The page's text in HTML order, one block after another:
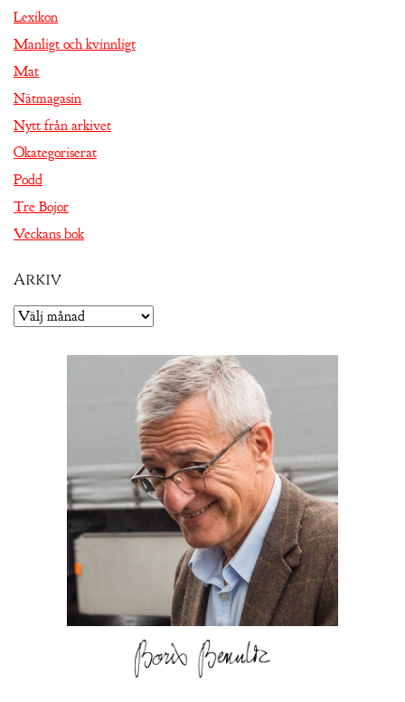
Lexikon
Manligt och kvinnligt
Mat
Nätmagasin
Nytt från arkivet
Okategoriserat
Podd
Tre Bojor
Veckans bok
Arkiv
Arkiv